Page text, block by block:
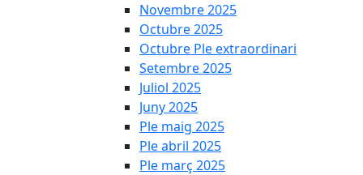
Novembre 2025
Octubre 2025
Octubre Ple extraordinari
Setembre 2025
Juliol 2025
Juny 2025
Ple maig 2025
Ple abril 2025
Ple març 2025